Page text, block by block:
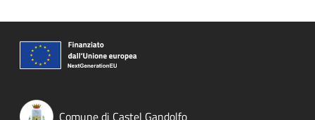
Comune di Castel Gandolfo